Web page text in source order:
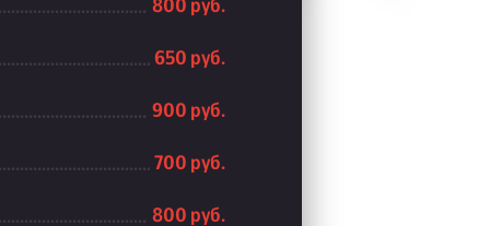
800 руб.
650 руб.
900 руб.
700 руб.
800 руб.